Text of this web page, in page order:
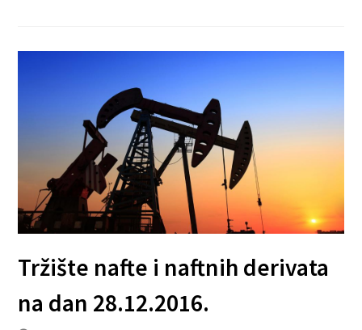
Tržište nafte i naftnih derivata
na dan 28.12.2016.